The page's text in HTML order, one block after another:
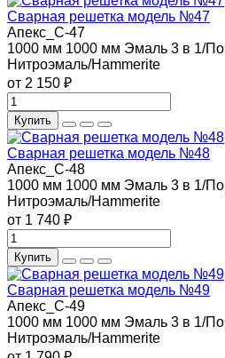
Сварная решетка модель №47
Апекс_С-47
1000 мм 1000 мм Эмаль 3 в 1/
Нитроэмаль/Hammerite
от 2 150 ₽
Купить
Сварная решетка модель №48
Апекс_С-48
1000 мм 1000 мм Эмаль 3 в 1/
Нитроэмаль/Hammerite
от 1 740 ₽
Купить
Сварная решетка модель №49
Апекс_С-49
1000 мм 1000 мм Эмаль 3 в 1/
Нитроэмаль/Hammerite